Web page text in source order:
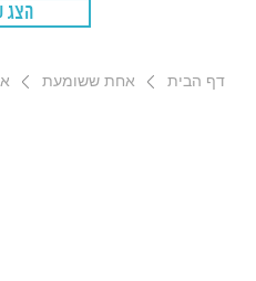
הצג
דף הבית אחת ששומעת